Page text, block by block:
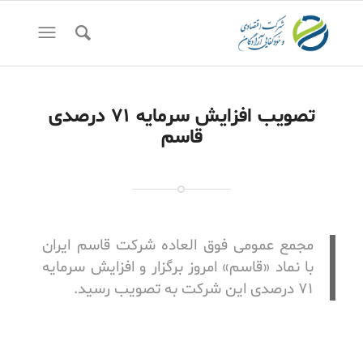
تصویب افزایش سرمایه ۷۱ درصدی
قاسم
مجمع عمومی فوق العاده شرکت قاسم ایران
با نماد «قاسم» امروز برگزار و افزایش سرمایه
۷۱ درصدی این شرکت به تصویب رسید.